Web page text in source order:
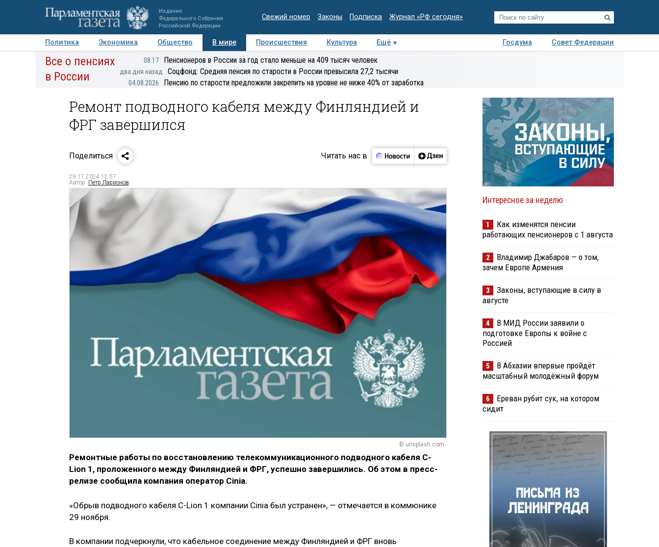
Издание
Федерального Собрания
Российской Федерации
Свежий номер Законы Подписка Журнал «РФ сегодня»
Политика Экономика Общество В мире Происшествия Культура Ещё Госдума
Совет Федерации
Авторы Персоны Мнения Регионы Медиацентр Интервью Колумнисты
Все о пенсиях
в России
08:17 Пенсионеров в России за год стало меньше на 409 тысяч человек
два дня назад Соцфонд: Средняя пенсия по старости в России превысила 27,2 тысячи
04.08.2026 Пенсию по старости предложили закрепить на уровне не ниже 40% от заработка
Ремонт подводного кабеля между Финляндией и
ФРГ завершился
Поделиться Читать нас в
29.11.2024 12:57
Автор: Петр Ларионов
© unsplash.com
Ремонтные работы по восстановлению телекоммуникационного подводного кабеля C-
Lion 1, проложенного между Финляндией и ФРГ, успешно завершились. Об этом в пресс-
релизе сообщила компания оператор Cinia.
«Обрыв подводного кабеля C-Lion 1 компании Cinia был устранен», — отмечается в коммюнике
29 ноября.
В компании подчеркнули, что кабельное соединение между Финляндией и ФРГ вновь
Интересное за неделю
1
Как изменятся пенсии
работающих пенсионеров с 1 августа
2
Владимир Джабаров — о том,
зачем Европе Армения
3
Законы, вступающие в силу в
августе
4
В МИД России заявили о
подготовке Европы к войне с
Россией
5
В Абхазии впервые пройдёт
масштабный молодёжный форум
6
Ереван рубит сук, на котором
сидит